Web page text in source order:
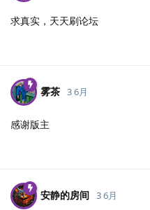
求真实，天天刷论坛
雾茶 3 6月
感谢版主
安静的房间 3 6月